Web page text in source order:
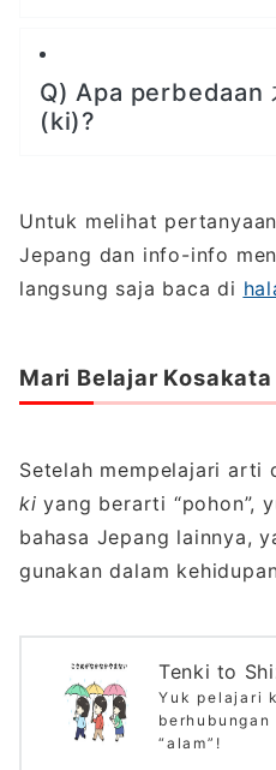
Q) Apa perbedaan
(ki)?
Untuk melihat
Jepang dan info-info
langsung saja baca di
Mari Belajar
Setelah mempelajari arti
ki yang berarti “pohon”,
bahasa Jepang lainnya,
gunakan dalam
Tenki to
Yuk pelajari
berhubungan
“alam”!